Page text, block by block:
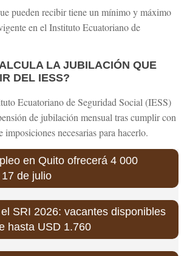
pueden recibir tiene un mínimo y máximo
en el Instituto Ecuatoriano de
LA JUBILACIÓN QUE
DEL IESS?
Ecuatoriano de Seguridad Social (IESS)
de jubilación mensual tras cumplir con
imposiciones necesarias para hacerlo.
en Quito ofrecerá 4 000
de julio
SRI 2026: vacantes disponibles
hasta USD 1.760